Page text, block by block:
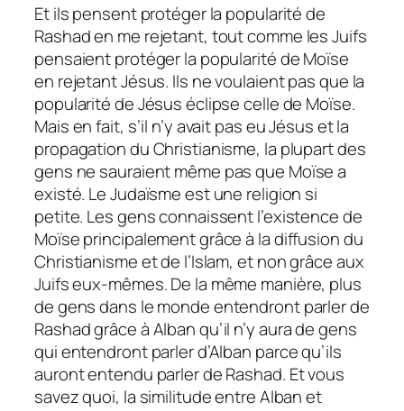
Et ils pensent protéger la popularité de
Rashad en me rejetant, tout comme les Juifs
pensaient protéger la popularité de Moïse
en rejetant Jésus. Ils ne voulaient pas que la
popularité de Jésus éclipse celle de Moïse.
Mais en fait, s’il n’y avait pas eu Jésus et la
propagation du Christianisme, la plupart des
gens ne sauraient même pas que Moïse a
existé. Le Judaïsme est une religion si
petite. Les gens connaissent l’existence de
Moïse principalement grâce à la diffusion du
Christianisme et de l’Islam, et non grâce aux
Juifs eux-mêmes. De la même manière, plus
de gens dans le monde entendront parler de
Rashad grâce à Alban qu’il n’y aura de gens
qui entendront parler d’Alban parce qu’ils
auront entendu parler de Rashad. Et vous
savez quoi, la similitude entre Alban et